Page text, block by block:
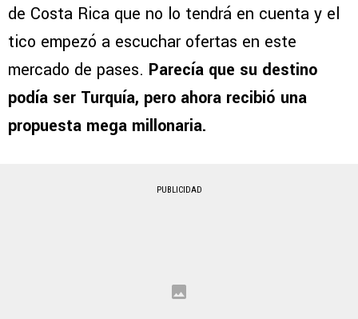
de Costa Rica que no lo tendrá en cuenta y el
tico empezó a escuchar ofertas en este
mercado de pases. Parecía que su destino
podía ser Turquía, pero ahora recibió una
propuesta mega millonaria.
PUBLICIDAD